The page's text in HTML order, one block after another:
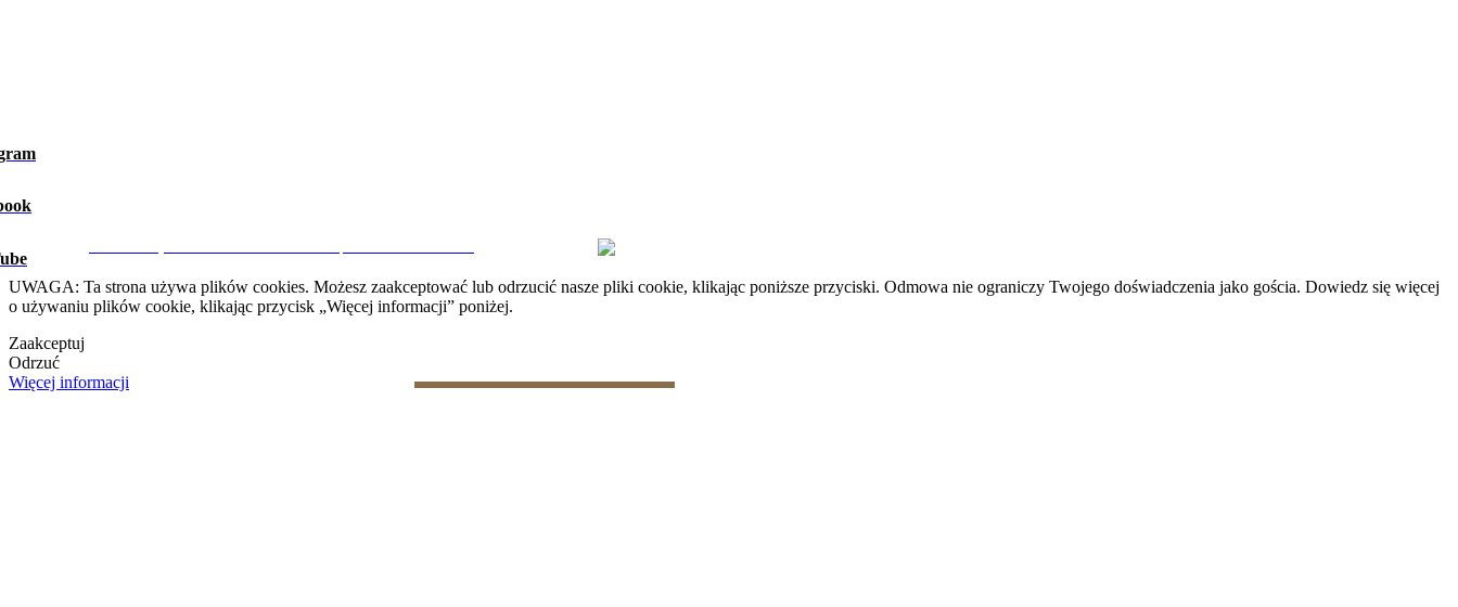
UWAGA: Ta strona używa plików cookies. Możesz zaakceptować lub odrzucić nasze pliki cookie, klikając poniższe przyciski. Odmowa nie ograniczy Twojego doświadczenia jako gościa. Dowiedz się więcej
o używaniu plików cookie, klikając przycisk „Więcej informacji” poniżej.
Zaakceptuj
Odrzuć
Więcej informacji